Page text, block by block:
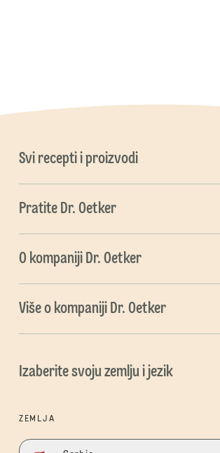
Svi recepti i proizvodi
Pratite Dr. Oetker
O kompaniji Dr. Oetker
Više o kompaniji Dr. Oetker
Izaberite svoju zemlju i jezik
ZEMLJA